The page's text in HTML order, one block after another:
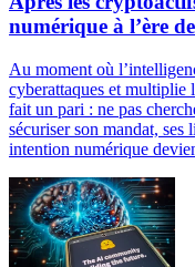
numérique à l’ère
Au moment où
cyberattaques et multiplie
fait un pari : ne pas
sécuriser son mandat,
intention numérique